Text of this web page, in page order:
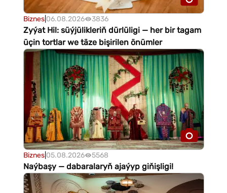
Biznes| 06.08.2026 3836
Zyýat Hil: süýjülikleriň dürlüligi — her bir tagam
üçin tortlar we täze bişirilen önümler
Biznes| 05.08.2026 5568
Naýbaşy — dabaralaryň ajaýyp giňişligi!